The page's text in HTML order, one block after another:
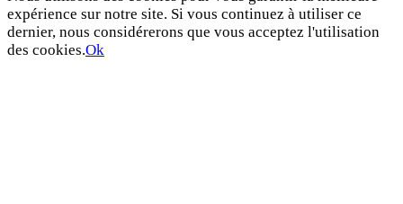
expérience sur notre site. Si vous continuez à utiliser ce
dernier, nous considérerons que vous acceptez l'utilisation
des cookies.Ok